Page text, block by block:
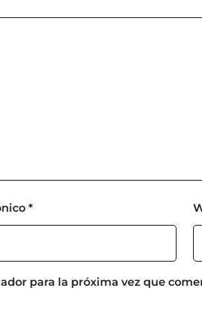
*
para la próxima vez que